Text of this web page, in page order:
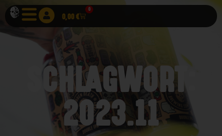
0,00€
0
SCHLAGWORT:
2023.11